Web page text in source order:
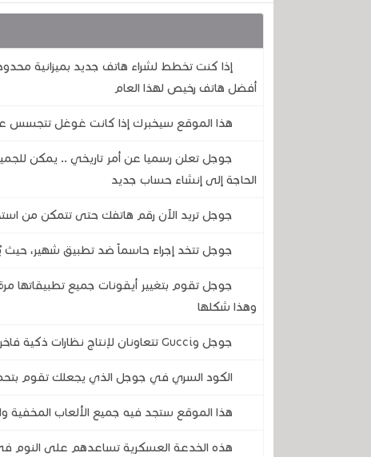
إذا كنت تخطط لشراء هاتف جديد بميزانية
أفضل هاتف رخيص لهذا العام
هذا الموقع سيخبرك إذا كانت غوغل تتجسس
جوجل تعلن رسميا عن أمر تاريخي .. يمكن
الحاجة إلى إنشاء حساب جديد
جوجل تريد الآن رقم هاتفك حتى تتمكن من
جوجل تتخد إجراءً حاسماً ضد تطبيق شهير، حيث
جوجل تقوم بتغيير أيقونات جميع تطبيقاتها
وهذا شكلها
جوجل وGucci تتعاونان لإنتاج نظارات ذكية فاخرة .. هذا كل ما نعرفه عنها
الكود السري في جوجل الذي يجعلك تقوم
هذا الموقع ستجد فيه جميع الألعاب
هذه الخدعة العسكرية تساعدهم على النوم